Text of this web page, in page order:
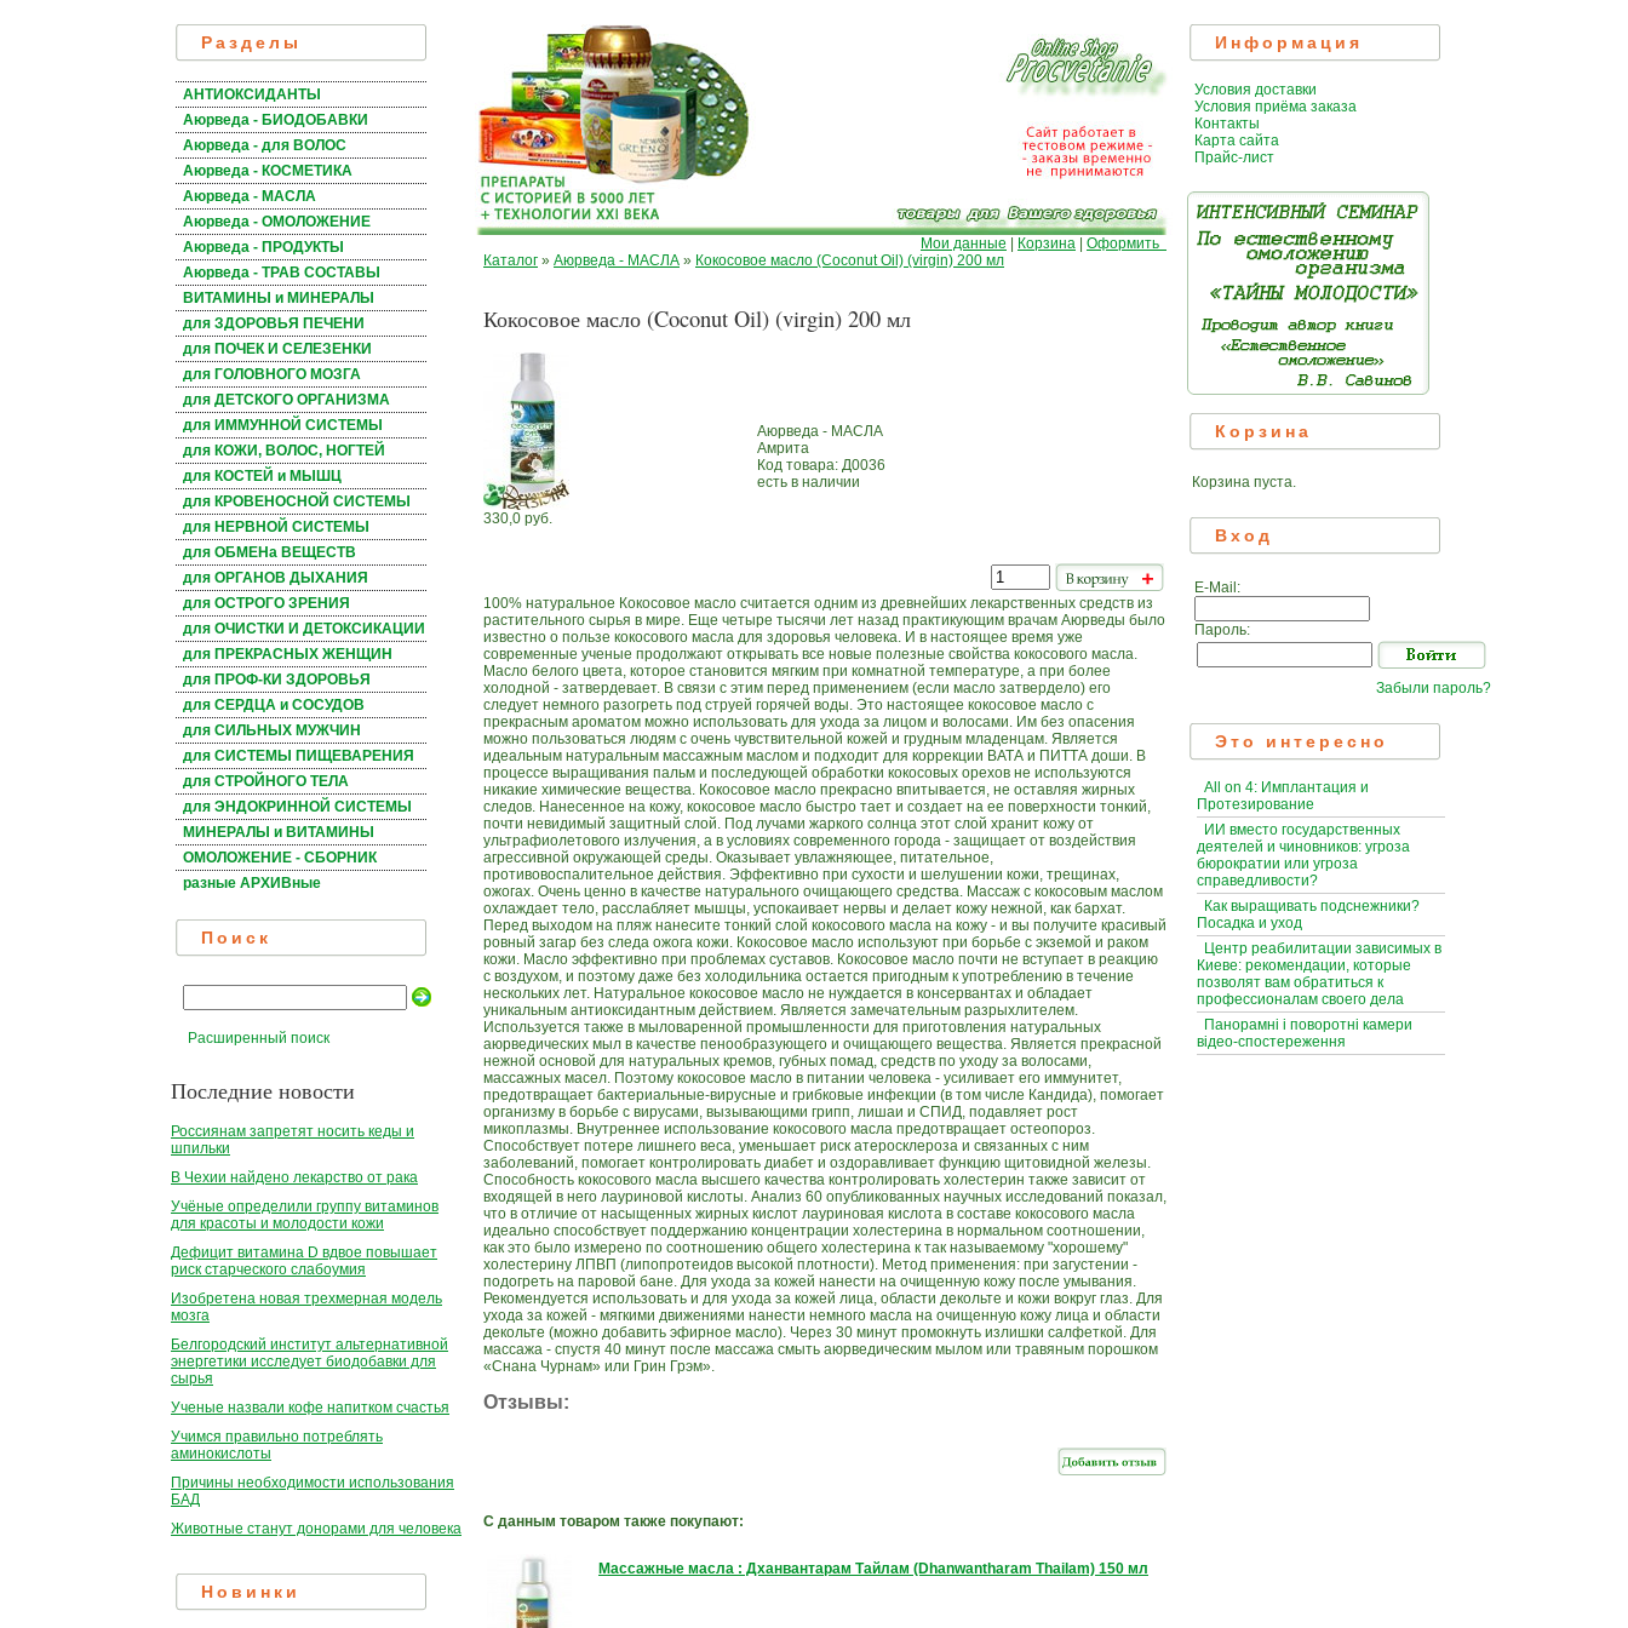
Разделы
АНТИОКСИДАНТЫ
Аюрведа - БИОДОБАВКИ
Аюрведа - для ВОЛОС
Аюрведа - КОСМЕТИКА
Аюрведа - МАСЛА
Аюрведа - ОМОЛОЖЕНИЕ
Аюрведа - ПРОДУКТЫ
Аюрведа - ТРАВ СОСТАВЫ
ВИТАМИНЫ и МИНЕРАЛЫ
для ЗДОРОВЬЯ ПЕЧЕНИ
для ПОЧЕК И СЕЛЕЗЕНКИ
для ГОЛОВНОГО МОЗГА
для ДЕТСКОГО ОРГАНИЗМА
для ИММУННОЙ СИСТЕМЫ
для КОЖИ, ВОЛОС, НОГТЕЙ
для КОСТЕЙ и МЫШЦ
для КРОВЕНОСНОЙ СИСТЕМЫ
для НЕРВНОЙ СИСТЕМЫ
для ОБМЕНа ВЕЩЕСТВ
для ОРГАНОВ ДЫХАНИЯ
для ОСТРОГО ЗРЕНИЯ
для ОЧИСТКИ И ДЕТОКСИКАЦИИ
для ПРЕКРАСНЫХ ЖЕНЩИН
для ПРОФ-КИ ЗДОРОВЬЯ
для СЕРДЦА и СОСУДОВ
для СИЛЬНЫХ МУЖЧИН
для СИСТЕМЫ ПИЩЕВАРЕНИЯ
для СТРОЙНОГО ТЕЛА
для ЭНДОКРИННОЙ СИСТЕМЫ
МИНЕРАЛЫ и ВИТАМИНЫ
ОМОЛОЖЕНИЕ - СБОРНИК
разные АРХИВные
Поиск
Расширенный поиск
Последние новости
Россиянам запретят носить кеды и
шпильки
В Чехии найдено лекарство от рака
Учёные определили группу витаминов
для красоты и молодости кожи
Дефицит витамина D вдвое повышает
риск старческого слабоумия
Изобретена новая трехмерная модель
мозга
Белгородский институт альтернативной
энергетики исследует биодобавки для
сырья
Ученые назвали кофе напитком счастья
Учимся правильно потреблять
аминокислоты
Причины необходимости использования
БАД
Животные станут донорами для человека
Новинки
Мои данные Корзина
Оформить
Каталог » Аюрведа - МАСЛА » Кокосовое масло (Coconut Oil) (virgin) 200 мл
Кокосовое масло (Coconut Oil) (virgin) 200 мл
330,0 руб.
Аюрведа - МАСЛА
Амрита
Код товара: Д0036
есть в наличии
100% натуральное Кокосовое масло считается одним из древнейших лекарственных средств из
растительного сырья в мире. Еще четыре тысячи лет назад практикующим врачам Аюрведы было
известно о пользе кокосового масла для здоровья человека. И в настоящее время уже
современные ученые продолжают открывать все новые полезные свойства кокосового масла.
Масло белого цвета, которое становится мягким при комнатной температуре, а при более
холодной - затвердевает. В связи с этим перед применением (если масло затвердело) его
следует немного разогреть под струей горячей воды. Это настоящее кокосовое масло с
прекрасным ароматом можно использовать для ухода за лицом и волосами. Им без опасения
можно пользоваться людям с очень чувствительной кожей и грудным младенцам. Является
идеальным натуральным массажным маслом и подходит для коррекции ВАТА и ПИТТА доши. В
процессе выращивания пальм и последующей обработки кокосовых орехов не используются
никакие химические вещества. Кокосовое масло прекрасно впитывается, не оставляя жирных
следов. Нанесенное на кожу, кокосовое масло быстро тает и создает на ее поверхности тонкий,
почти невидимый защитный слой. Под лучами жаркого солнца этот слой хранит кожу от
ультрафиолетового излучения, а в условиях современного города - защищает от воздействия
агрессивной окружающей среды. Оказывает увлажняющее, питательное,
противовоспалительное действия. Эффективно при сухости и шелушении кожи, трещинах,
ожогах. Очень ценно в качестве натурального очищающего средства. Массаж с кокосовым маслом
охлаждает тело, расслабляет мышцы, успокаивает нервы и делает кожу нежной, как бархат.
Перед выходом на пляж нанесите тонкий слой кокосового масла на кожу - и вы получите красивый
ровный загар без следа ожога кожи. Кокосовое масло используют при борьбе с экземой и раком
кожи. Масло эффективно при проблемах суставов. Кокосовое масло почти не вступает в реакцию
с воздухом, и поэтому даже без холодильника остается пригодным к употреблению в течение
нескольких лет. Натуральное кокосовое масло не нуждается в консервантах и обладает
уникальным антиоксидантным действием. Является замечательным разрыхлителем.
Используется также в мыловаренной промышленности для приготовления натуральных
аюрведических мыл в качестве пенообразующего и очищающего вещества. Является прекрасной
нежной основой для натуральных кремов, губных помад, средств по уходу за волосами,
массажных масел. Поэтому кокосовое масло в питании человека - усиливает его иммунитет,
предотвращает бактериальные-вирусные и грибковые инфекции (в том числе Кандида), помогает
организму в борьбе с вирусами, вызывающими грипп, лишаи и СПИД, подавляет рост
микоплазмы. Внутреннее использование кокосового масла предотвращает остеопороз.
Способствует потере лишнего веса, уменьшает риск атеросклероза и связанных с ним
заболеваний, помогает контролировать диабет и оздоравливает функцию щитовидной железы.
Способность кокосового масла высшего качества контролировать холестерин также зависит от
входящей в него лауриновой кислоты. Анализ 60 опубликованных научных исследований показал,
что в отличие от насыщенных жирных кислот лауриновая кислота в составе кокосового масла
идеально способствует поддержанию концентрации холестерина в нормальном соотношении,
как это было измерено по соотношению общего холестерина к так называемому "хорошему"
холестерину ЛПВП (липопротеидов высокой плотности). Метод применения: при загустении -
подогреть на паровой бане. Для ухода за кожей нанести на очищенную кожу после умывания.
Рекомендуется использовать и для ухода за кожей лица, области декольте и кожи вокруг глаз. Для
ухода за кожей - мягкими движениями нанести немного масла на очищенную кожу лица и области
декольте (можно добавить эфирное масло). Через 30 минут промокнуть излишки салфеткой. Для
массажа - спустя 40 минут после массажа смыть аюрведическим мылом или травяным порошком
«Снана Чурнам» или Грин Грэм».
Отзывы:
С данным товаром также покупают:
Массажные масла : Дханвантарам Тайлам (Dhanwantharam Thailam) 150 мл
Информация
Условия доставки
Условия приёма заказа
Контакты
Карта сайта
Прайс-лист
Корзина
Корзина пуста.
Вход
E-Mail:
Пароль:
Забыли пароль?
Это интересно
All on 4: Имплантация и
Протезирование
ИИ вместо государственных
деятелей и чиновников: угроза
бюрократии или угроза
справедливости?
Как выращивать подснежники?
Посадка и уход
Центр реабилитации зависимых в
Киеве: рекомендации, которые
позволят вам обратиться к
профессионалам своего дела
Панорамні і поворотні камери
відео-спостереження